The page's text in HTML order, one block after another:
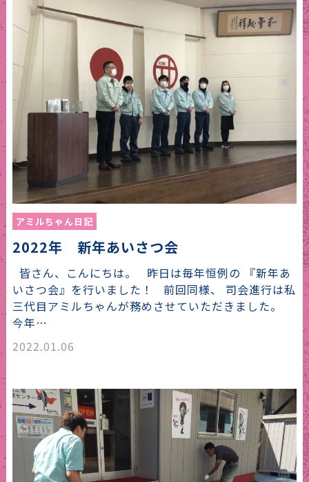
アミルちゃん日記
2022年 新年あいさつ会
皆さん、こんにちは。 昨日は毎年恒例の 『新年あ
いさつ会』を行いました！ 前回同様、 司会進行は私
三代目アミルちゃんが務めさせていただきました。
今年…
2022.01.06